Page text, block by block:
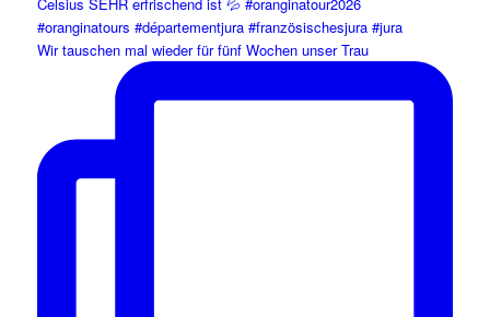
Wir tauschen mal wieder für fünf Wochen unser Trau